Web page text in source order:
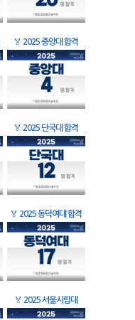
🏅 2025 중앙대 합격
🏅 2025 단국대 합격
🏅 2025 동덕여대 합격
🏅 2025 서울시립대